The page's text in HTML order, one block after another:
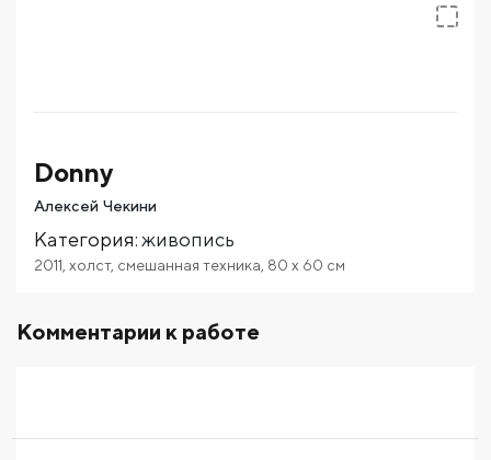
Donny
Алексей Чекини
Категория:живопись
2011 холст, смешанная техника 80 x 60 см
Комментарии к работе